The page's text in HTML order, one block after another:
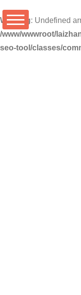
Warning: Undefined
/www/wwwroot/
seo-tool/classes/